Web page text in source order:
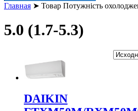
Главная ➤ Товар Потужність
5.0 (1.7-5.3)
DAIKIN